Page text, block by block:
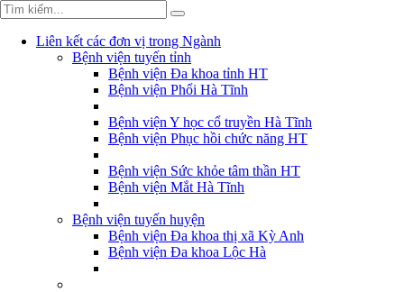
Liên kết các đơn vị trong Ngành
Bệnh viện tuyến tỉnh
Bệnh viện Đa khoa tỉnh HT
Bệnh viện Phổi Hà Tĩnh
Bệnh viện Y học cổ truyền Hà Tĩnh
Bệnh viện Phục hồi chức năng HT
Bệnh viện Sức khỏe tâm thần HT
Bệnh viện Mắt Hà Tĩnh
Bệnh viện tuyến huyện
Bệnh viện Đa khoa thị xã Kỳ Anh
Bệnh viện Đa khoa Lộc Hà